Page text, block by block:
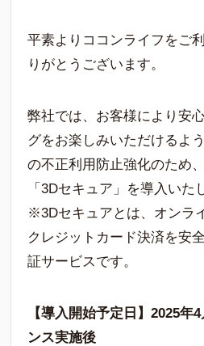
平素よりココンライフをご
りがとうございます。
弊社では、お客様により安
グをお楽しみいただけるよ
の不正利用防止強化のため
「3Dセキュア」を導入いた
※3Dセキュアとは、オンラ
クレジットカード決済を安
証サービスです。
【導入開始予定日】2025年
ンス実施後